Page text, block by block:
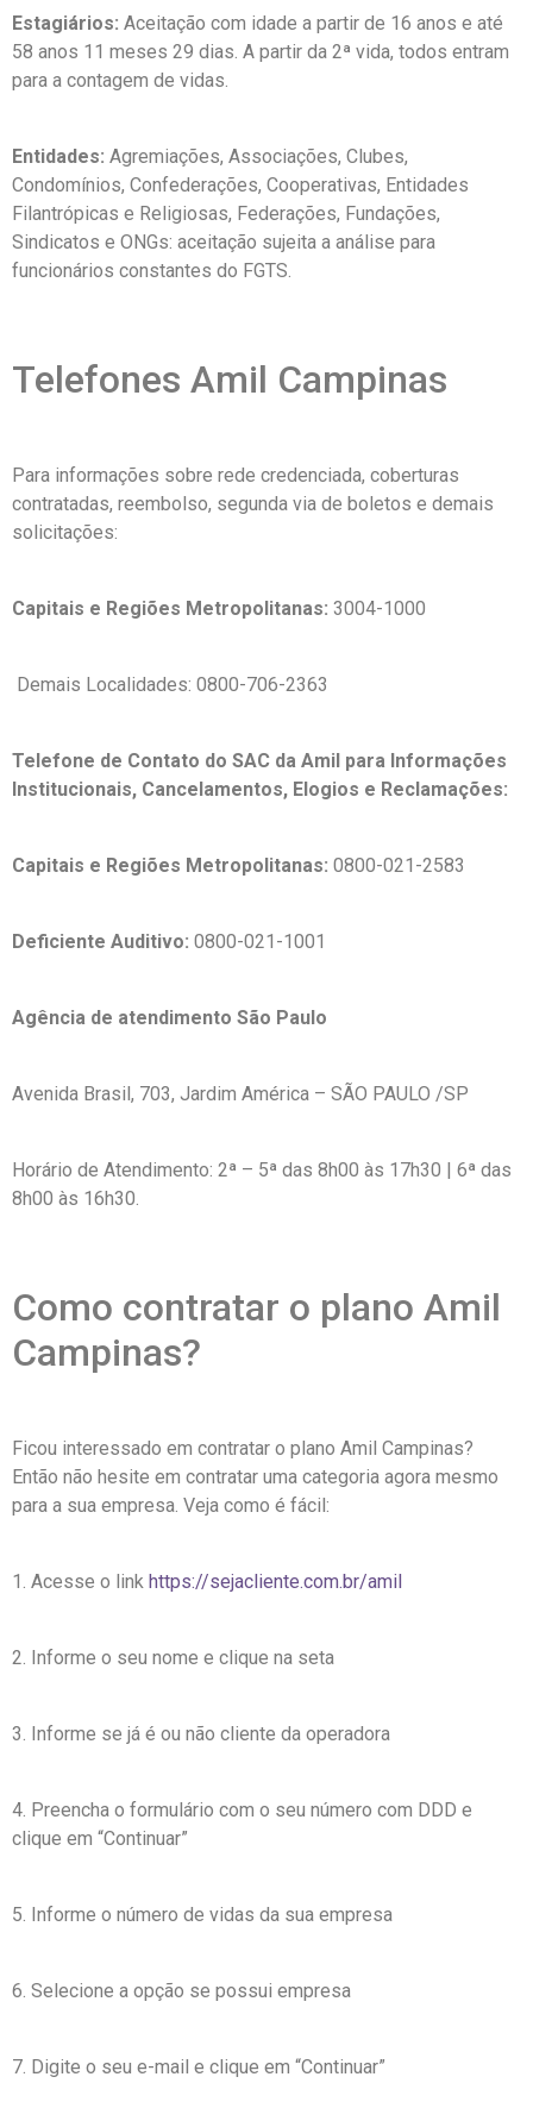
Estagiários: Aceitação com idade a partir de 16 anos e até
58 anos 11 meses 29 dias. A partir da 2ª vida, todos entram
para a contagem de vidas.
Entidades: Agremiações, Associações, Clubes,
Condomínios, Confederações, Cooperativas, Entidades
Filantrópicas e Religiosas, Federações, Fundações,
Sindicatos e ONGs: aceitação sujeita a análise para
funcionários constantes do FGTS.
Telefones Amil Campinas
Para informações sobre rede credenciada, coberturas
contratadas, reembolso, segunda via de boletos e demais
solicitações:
Capitais e Regiões Metropolitanas: 3004-1000
Demais Localidades: 0800-706-2363
Telefone de Contato do SAC da Amil para Informações
Institucionais, Cancelamentos, Elogios e Reclamações:
Capitais e Regiões Metropolitanas: 0800-021-2583
Deficiente Auditivo: 0800-021-1001
Agência de atendimento São Paulo
Avenida Brasil, 703, Jardim América – SÃO PAULO /SP
Horário de Atendimento: 2ª – 5ª das 8h00 às 17h30 | 6ª das
8h00 às 16h30.
Como contratar o plano Amil
Campinas?
Ficou interessado em contratar o plano Amil Campinas?
Então não hesite em contratar uma categoria agora mesmo
para a sua empresa. Veja como é fácil:
1. Acesse o link https://sejacliente.com.br/amil
2. Informe o seu nome e clique na seta
3. Informe se já é ou não cliente da operadora
4. Preencha o formulário com o seu número com DDD e
clique em “Continuar”
5. Informe o número de vidas da sua empresa
6. Selecione a opção se possui empresa
7. Digite o seu e-mail e clique em “Continuar”